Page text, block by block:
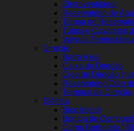
Eletroventilador
Reservatório de
Tampa do
Tubos e Cavaletes
Válvula Termostática
Direção
Barra Axial
Caixa de Direção
Óleo de Direção
Reservatório Óleo
Terminal de Direção
Elétrica
Bico Injetor
Bomba de
Corpo Borboleta TBI